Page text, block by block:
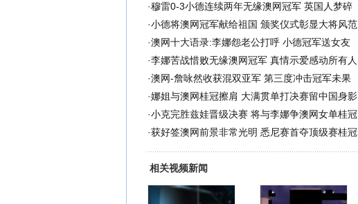
·穆雷0-3小德连续两年无缘澳网冠军 英国人梦碎
·小德将澳网冠军献给祖国 颁奖仪式彰显大将风范
·澳网十大语录:李娜怨老公打呼 小德冠军送女友
·李娜苦战惜败无缘澳网冠军 真情示爱感动所有人
·澳网-詹咏然收获混双亚军 第三度冲击冠军未果
·娜姐与澳网桂冠擦肩 大满贯单打决赛留中国身影
·小克完胜兹娃晋级决赛 将与李娜争澳网女单桂冠
·获好签澳网前景非常光明 悉尼赛首夺顶级赛桂冠
相关视频新闻